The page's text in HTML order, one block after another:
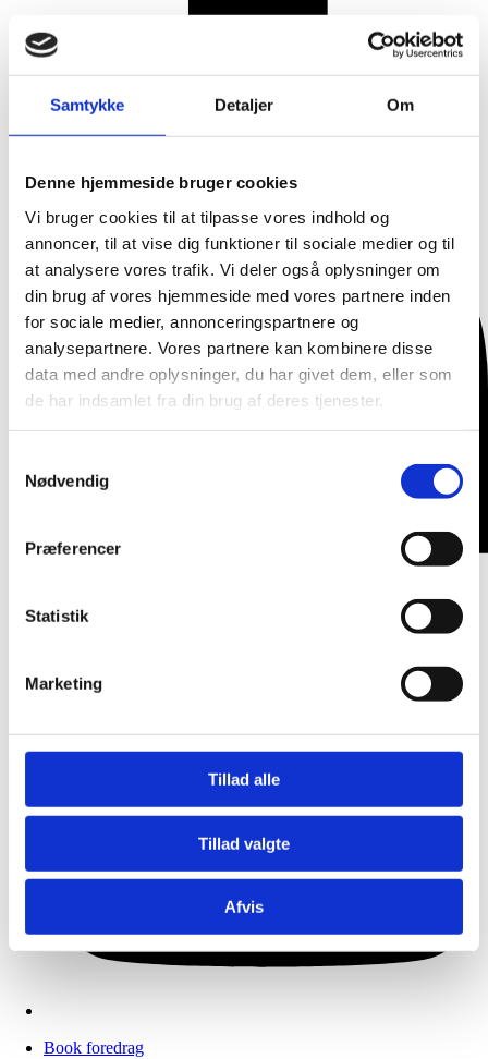
Samtykke Detaljer Om
Denne hjemmeside bruger cookies
Vi bruger cookies til at tilpasse vores indhold og
annoncer, til at vise dig funktioner til sociale medier og til
at analysere vores trafik. Vi deler også oplysninger om
din brug af vores hjemmeside med vores partnere inden
for sociale medier, annonceringspartnere og
analysepartnere. Vores partnere kan kombinere disse
data med andre oplysninger, du har givet dem, eller som
de har indsamlet fra din brug af deres tjenester.
Nødvendig
Præferencer
Statistik
Marketing
Tillad alle
Tillad valgte
Afvis
Book foredrag